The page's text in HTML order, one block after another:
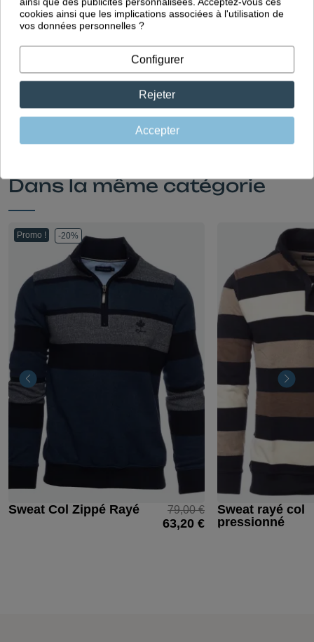
Européenne
France et fabriqués au Portugal
dans notre propre usine
Dans la même catégorie
Promo ! -20%
Sweat Col Zippé Rayé
63,20 €
79,00 €
Sweat rayé col
pressionné
cookies ainsi que les implications associées à l'utilisation de
vos données personnelles ?
Configurer
Rejeter
Accepter